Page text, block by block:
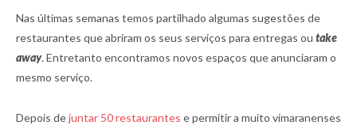
Nas últimas semanas temos partilhado algumas sugestões de
restaurantes que abriram os seus serviços para entregas ou take
away. Entretanto encontramos novos espaços que anunciaram o
mesmo serviço.
Depois dejuntar 50 restaurantes e permitir a muito vimaranenses